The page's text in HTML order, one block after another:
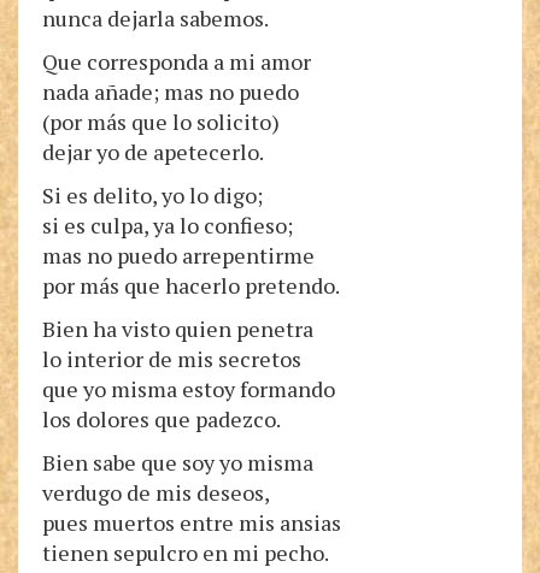
nunca dejarla sabemos.
Que corresponda a mi amor
nada añade; mas no puedo
(por más que lo solicito)
dejar yo de apetecerlo.
Si es delito, yo lo digo;
si es culpa, ya lo confieso;
mas no puedo arrepentirme
por más que hacerlo pretendo.
Bien ha visto quien penetra
lo interior de mis secretos
que yo misma estoy formando
los dolores que padezco.
Bien sabe que soy yo misma
verdugo de mis deseos,
pues muertos entre mis ansias
tienen sepulcro en mi pecho.